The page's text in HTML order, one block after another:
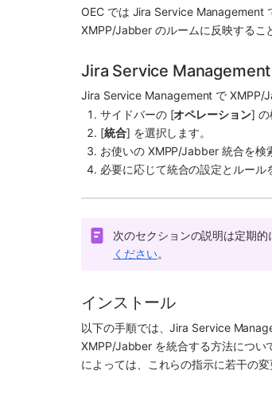
OEC では Jira Service Management
XMPP/Jabber のルームに反映するこ
Jira Service
Jira Service Management で XMPP/
サイドバーの [オペレーション] の
[統合] を選択します。
お使いの XMPP/Jabber 統合を検
必要に応じて統合の設定とルール
次のセクションの説明は定期的
ください。
インストール
以下の手順では、Jira Service
XMPP/Jabber を統合する方法につ
によっては、これらの指示に若干の